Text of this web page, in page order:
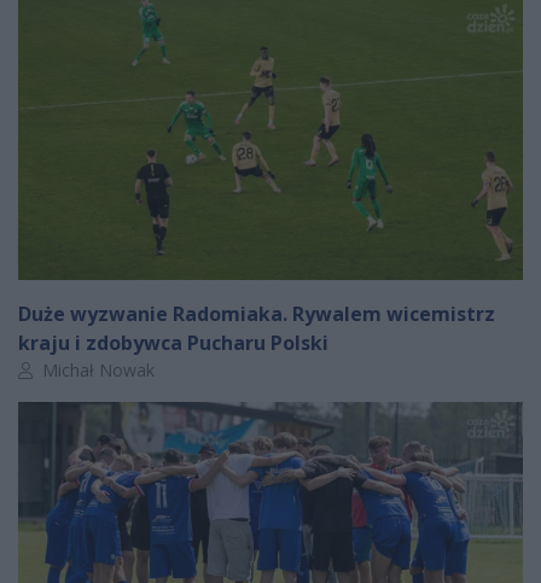
Duże wyzwanie Radomiaka. Rywalem wicemistrz
kraju i zdobywca Pucharu Polski
Autor artykułu:
Michał Nowak